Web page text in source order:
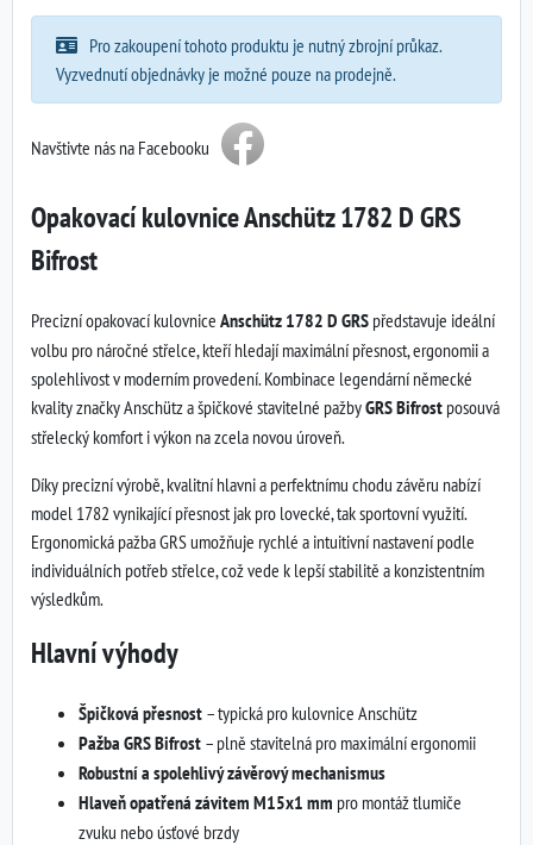
Pro zakoupení tohoto produktu je nutný zbrojní průkaz.
Vyzvednutí objednávky je možné pouze na prodejně.
Navštivte nás na Facebooku
Opakovací kulovnice Anschütz 1782 D GRS
Bifrost
Precizní opakovací kulovnice Anschütz 1782 D GRS představuje ideální
volbu pro náročné střelce, kteří hledají maximální přesnost, ergonomii a
spolehlivost v moderním provedení. Kombinace legendární německé
kvality značky Anschütz a špičkové stavitelné pažbyGRS Bifrost posouvá
střelecký komfort i výkon na zcela novou úroveň.
Díky precizní výrobě, kvalitní hlavni a perfektnímu chodu závěru nabízí
model 1782 vynikající přesnost jak pro lovecké, tak sportovní využití.
Ergonomická pažba GRS umožňuje rychlé a intuitivní nastavení podle
individuálních potřeb střelce, což vede k lepší stabilitě a konzistentním
výsledkům.
Hlavní výhody
Špičková přesnost – typická pro kulovnice Anschütz
Pažba GRS Bifrost – plně stavitelná pro maximální ergonomii
Robustní a spolehlivý závěrový mechanismus
Hlaveň opatřená závitem M15x1 mm pro montáž tlumiče
zvuku nebo úsťové brzdy